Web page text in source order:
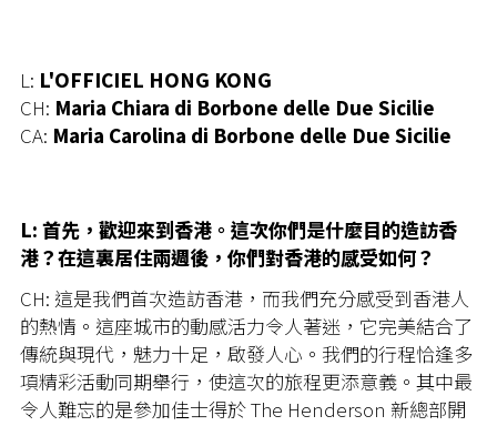
L: L'OFFICIEL HONG KONG
CH: Maria Chiara di Borbone delle Due Sicilie
CA: Maria Carolina di Borbone delle Due Sicilie
L: 首先，歡迎來到香港。這次你們是什麼目的造訪香
港？在這裏居住兩週後，你們對香港的感受如何？
CH: 這是我們首次造訪香港，而我們充分感受到香港人
的熱情。這座城市的動感活力令人著迷，它完美結合了
傳統與現代，魅力十足，啟發人心。我們的行程恰逢多
項精彩活動同期舉行，使這次的旅程更添意義。其中最
令人難忘的是參加佳士得於 The Henderson 新總部開